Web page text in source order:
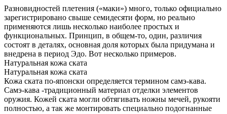
Разновидностей плетения («маки») много, только официально
зарегистрировано свыше семидесяти форм, но реально
применяются лишь несколько наиболее простых и
функциональных. Принцип, в общем-то, один, различия
состоят в деталях, основная доля которых была придумана и
внедрена в период Эдо. Вот несколько примеров.
Натуральная кожа ската
Натуральная кожа ската
Кожа ската по-японски определяется термином самэ-кава.
Самэ-кава -традиционный материал отделки элементов
оружия. Кожей ската могли обтягивать ножны мечей, рукояти
полностью, а так же монтировать специально подогнанные